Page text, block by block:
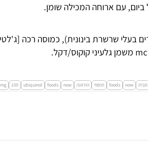
מבית now
foods תוספי התזונה now
foods
ubiquinol
100
mg